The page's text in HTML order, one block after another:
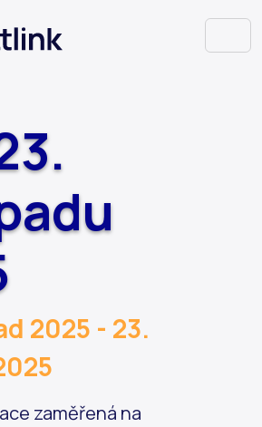
2025 - 23.
zaměřená na